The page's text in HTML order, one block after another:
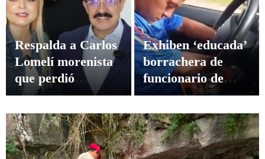
Respalda a Carlos
Lomelí morenista
que perdió
Gubernatura
Exhiben ‘educada’
borrachera de
funcionario de
Jalisco